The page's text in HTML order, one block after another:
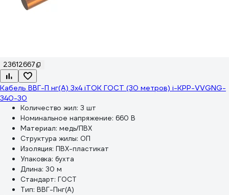
23612667
Кабель ВВГ-П нг(А) 3x4 iTOK ГОСТ (30 метров) i-KPP-VVGNG-
340-30
Количество жил: 3 шт
Номинальное напряжение: 660 В
Материал: медь/ПВХ
Структура жилы: ОП
Изоляция: ПВХ-пластикат
Упаковка: бухта
Длина: 30 м
Стандарт: ГОСТ
Тип: ВВГ-Пнг(А)